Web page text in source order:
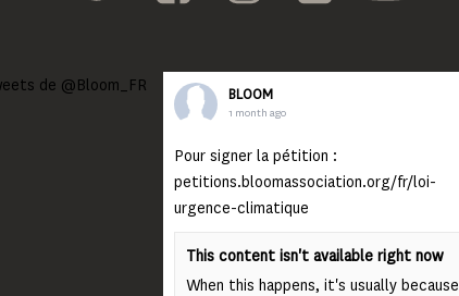
de @Bloom_FR BLOOM
1 month ago
Pour signer la pétition :
petitions.bloomassociation.org/fr/loi-
urgence-climatique
This content isn't available right now
When this happens, it's usually because